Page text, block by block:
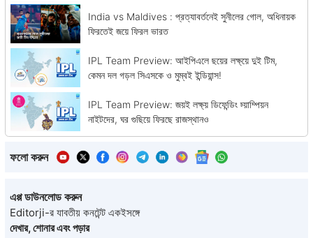
India vs Maldives : প্রত্যাবর্তনেই সুনীলের গোল, অধিনায়ক
ফিরতেই জয়ে ফিরল ভারত
IPL Team Preview: আইপিএলে ছয়ের লক্ষ্য়ে দুই টিম,
কেমন দল গড়ল সিএসকে ও মুম্বই ইন্ডিয়ান্স!
IPL Team Preview: জয়ই লক্ষ্য় ডিফেন্ডিং চ্য়াম্পিয়ন
নাইটদের, ঘর গুছিয়ে ফিরছে রাজস্থানও
ফলো করুন
এপ্প ডাউনলোড করুন
Editorji-র যাবতীয় কনটেন্ট একইসঙ্গে
দেখার, শোনার এবং পড়ার